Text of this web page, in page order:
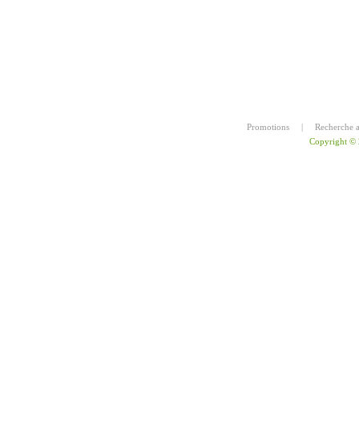
Promotions |
Recherche
Copyright ©